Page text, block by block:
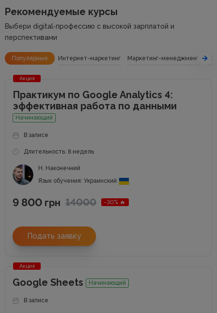
Рекомендуемые курсы
Выбери digital‑профессию с высокой зарплатой и
перспективами
Популярные Интернет-маркетинг Маркетинг-менеджмент
Акция
Практикум по Google Analytics 4:
эффективная работа по данными
Начинающий
В записе
Длительность: 8 недель
Н. Наконечний
Язык обучения: Украинский
9 800 грн 14000 -30% 🔥
Подать заявку
Акция
Google Sheets Начинающий
В записе